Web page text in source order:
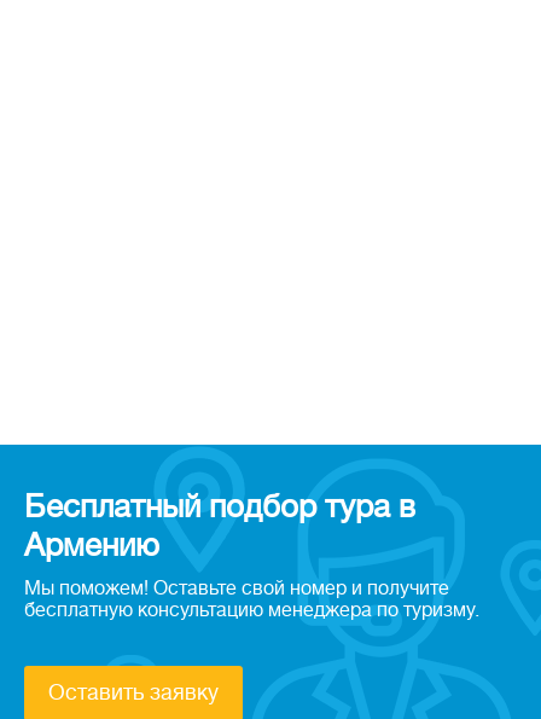
Бесплатный подбор тура в
Армению
Мы поможем! Оставьте свой номер и получите
бесплатную консультацию менеджера по туризму.
Оставить заявку